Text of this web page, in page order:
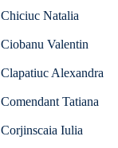
Chiciuc Natalia
Ciobanu Valentin
Clapatiuc Alexandra
Comendant Tatiana
Corjinscaia Iulia